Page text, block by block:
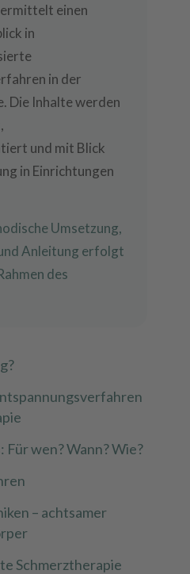
einen
in
in der
Die Inhalte werden
und mit Blick
in Einrichtungen
Umsetzung,
Anleitung erfolgt
des
Für wen? Wann? Wie?
– achtsamer
Schmerztherapie